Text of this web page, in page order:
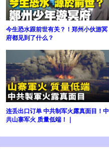
今生恐水跟前世有关？！郑州小伙游冥
府都见到了什么？
连丢出口订单 中共制军火露真面目！中
共山寨军火 质量低端！｜